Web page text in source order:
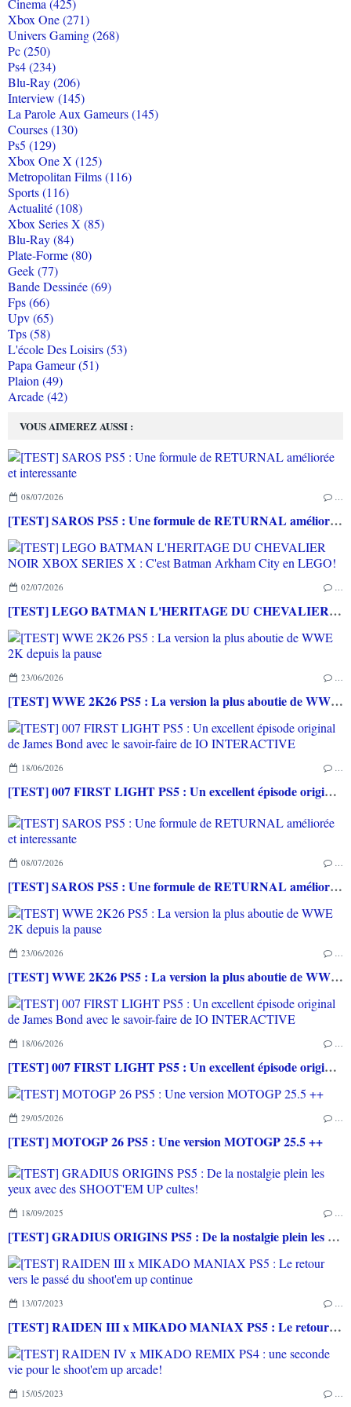
VOUS AIMEREZ AUSSI :
08/07/2026 …
[TEST] SAROS PS5 : Une formule de RETURNAL améliorée et interessante
02/07/2026 …
[TEST] LEGO BATMAN L'HERITAGE DU CHEVALIER NOIR XBOX SERIES X : C'est Batman Arkham City en LEGO!
23/06/2026 …
[TEST] WWE 2K26 PS5 : La version la plus aboutie de WWE 2K depuis la pause
18/06/2026 …
[TEST] 007 FIRST LIGHT PS5 : Un excellent épisode original de James Bond avec le savoir-faire de IO INTERACTIVE
08/07/2026 …
[TEST] SAROS PS5 : Une formule de RETURNAL améliorée et interessante
23/06/2026 …
[TEST] WWE 2K26 PS5 : La version la plus aboutie de WWE 2K depuis la pause
18/06/2026 …
[TEST] 007 FIRST LIGHT PS5 : Un excellent épisode original de James Bond avec le savoir-faire de IO INTERACTIVE
29/05/2026 …
[TEST] MOTOGP 26 PS5 : Une version MOTOGP 25.5 ++
18/09/2025 …
[TEST] GRADIUS ORIGINS PS5 : De la nostalgie plein les yeux avec des SHOOT'EM UP cultes!
13/07/2023 …
[TEST] RAIDEN III x MIKADO MANIAX PS5 : Le retour vers le passé du shoot'em up continue
15/05/2023 …
Cinema (425)
Xbox One (271)
Univers Gaming (268)
Pc (250)
Ps4 (234)
Blu-Ray (206)
Interview (145)
La Parole Aux Gameurs (145)
Courses (130)
Ps5 (129)
Xbox One X (125)
Metropolitan Films (116)
Sports (116)
Actualité (108)
Xbox Series X (85)
Blu-Ray (84)
Plate-Forme (80)
Geek (77)
Bande Dessinée (69)
Fps (66)
Upv (65)
Tps (58)
L'école Des Loisirs (53)
Papa Gameur (51)
Plaion (49)
Arcade (42)